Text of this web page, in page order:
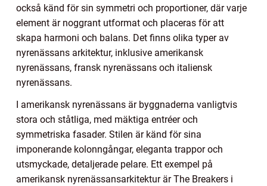
också känd för sin symmetri och proportioner, där varje
element är noggrant utformat och placeras för att
skapa harmoni och balans. Det finns olika typer av
nyrenässans arkitektur, inklusive amerikansk
nyrenässans, fransk nyrenässans och italiensk
nyrenässans.
I amerikansk nyrenässans är byggnaderna vanligtvis
stora och ståtliga, med mäktiga entréer och
symmetriska fasader. Stilen är känd för sina
imponerande kolonngångar, eleganta trappor och
utsmyckade, detaljerade pelare. Ett exempel på
amerikansk nyrenässansarkitektur är The Breakers i